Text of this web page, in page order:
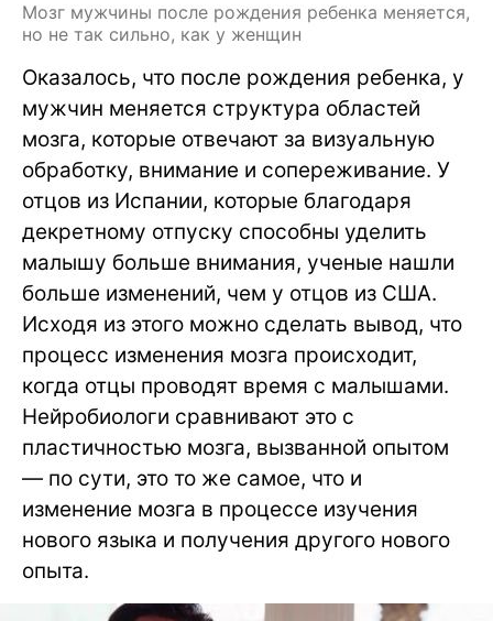
Мозг мужчины после рождения ребенка меняется,
но не так сильно, как у женщин
Оказалось, что после рождения ребенка, у
мужчин меняется структура областей
мозга, которые отвечают за визуальную
обработку, внимание и сопереживание. У
отцов из Испании, которые благодаря
декретному отпуску способны уделить
малышу больше внимания, ученые нашли
больше изменений, чем у отцов из США.
Исходя из этого можно сделать вывод, что
процесс изменения мозга происходит,
когда отцы проводят время с малышами.
Нейробиологи сравнивают это с
пластичностью мозга, вызванной опытом
— по сути, это то же самое, что и
изменение мозга в процессе изучения
нового языка и получения другого нового
опыта.